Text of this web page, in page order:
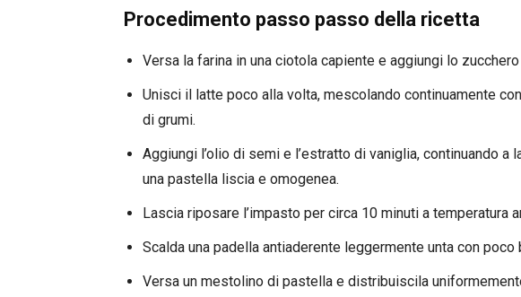
Procedimento passo passo della ricetta
Versa la farina in una ciotola capiente e aggiungi lo
Unisci il latte poco alla volta, mescolando continuamente
di grumi.
Aggiungi l’olio di semi e l’estratto di vaniglia, continuando
una pastella liscia e omogenea.
Lascia riposare l’impasto per circa 10 minuti a temperatura
Scalda una padella antiaderente leggermente unta con poco
Versa un mestolino di pastella e distribuiscila